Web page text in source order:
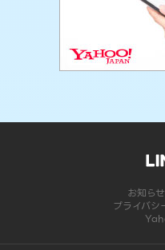
お知らせ
プライバシ